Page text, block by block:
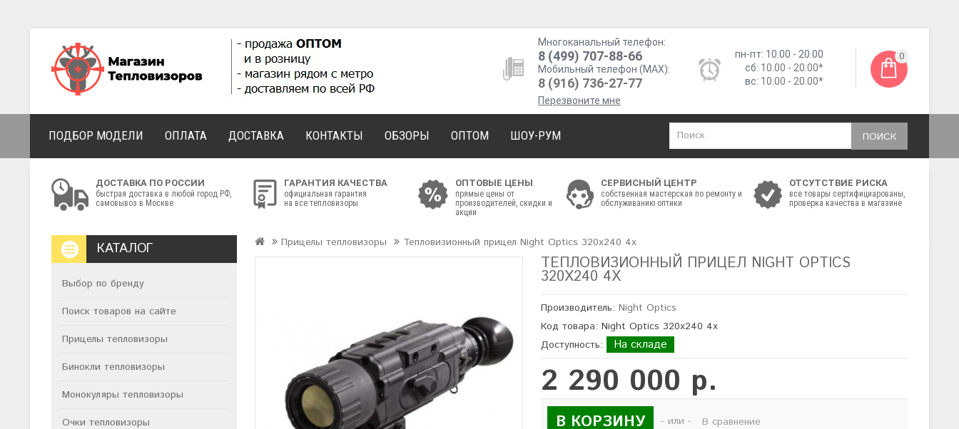
Многоканальный телефон:
8 (499) 707-88-66
Мобильный телефон (MAX):
8 (916) 736-27-77
Перезвоните мне
пн-пт: 10.00 - 20.00
сб: 10.00 - 20.00*
вс: 10.00 - 20.00*
0
ПОИСК
ПОДБОР МОДЕЛИ ОПЛАТА ДОСТАВКА КОНТАКТЫ ОБЗОРЫ ОПТОМ ШОУ-РУМ
ДОСТАВКА ПО РОССИИ
быстрая доставка в любой город РФ,
самовывоз в Москве
ГАРАНТИЯ КАЧЕСТВА
официальная гарантия
на все тепловизоры
ОПТОВЫЕ ЦЕНЫ
прямые цены от
производителей, скидки и
акции
СЕРВИСНЫЙ ЦЕНТР
собственная мастерская по ремонту и
обслуживанию оптики
ОТСУТСТВИЕ РИСКА
все товары сертифициарованы,
проверка качества в магазине
КАТАЛОГ
Выбор по бренду
Поиск товаров на сайте
Прицелы тепловизоры
Бинокли тепловизоры
Монокуляры тепловизоры
Очки тепловизоры
Прицелы тепловизоры Тепловизионный прицел Night Optics 320x240 4x
ТЕПЛОВИЗИОННЫЙ ПРИЦЕЛ NIGHT OPTICS
320X240 4X
Производитель:Night Optics
Код товара: Night Optics 320x240 4x
Доступность:
На складе
2 290 000 р.
В КОРЗИНУ - или - В сравнение